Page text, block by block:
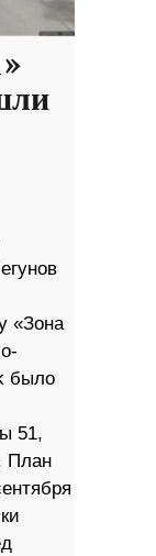
«Зона
было
51,
План